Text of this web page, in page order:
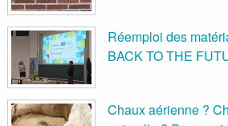
Réemploi des
BACK TO THE
Chaux aérienne ?